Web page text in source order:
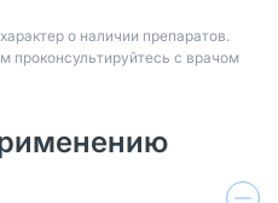
о наличии препаратов.
проконсультируйтесь с врачом